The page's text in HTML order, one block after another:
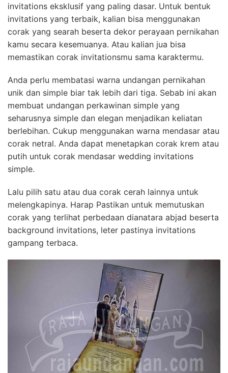
invitations eksklusif yang paling dasar. Untuk bentuk
invitations yang terbaik, kalian bisa menggunakan
corak yang searah beserta dekor perayaan pernikahan
kamu secara kesemuanya. Atau kalian jua bisa
memastikan corak invitationsmu sama karaktermu.
Anda perlu membatasi warna undangan pernikahan
unik dan simple biar tak lebih dari tiga. Sebab ini akan
membuat undangan perkawinan simple yang
seharusnya simple dan elegan menjadikan keliatan
berlebihan. Cukup menggunakan warna mendasar atau
corak netral. Anda dapat menetapkan corak krem atau
putih untuk corak mendasar wedding invitations
simple.
Lalu pilih satu atau dua corak cerah lainnya untuk
melengkapinya. Harap Pastikan untuk memutuskan
corak yang terlihat perbedaan dianatara abjad beserta
background invitations, leter pastinya invitations
gampang terbaca.